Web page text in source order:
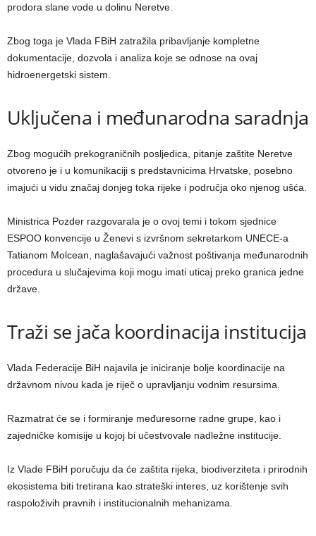
prodora slane vode u dolinu Neretve.
Zbog toga je Vlada FBiH zatražila pribavljanje kompletne
dokumentacije, dozvola i analiza koje se odnose na ovaj
hidroenergetski sistem.
Uključena i međunarodna saradnja
Zbog mogućih prekograničnih posljedica, pitanje zaštite Neretve
otvoreno je i u komunikaciji s predstavnicima Hrvatske, posebno
imajući u vidu značaj donjeg toka rijeke i područja oko njenog ušća.
Ministrica Pozder razgovarala je o ovoj temi i tokom sjednice
ESPOO konvencije u Ženevi s izvršnom sekretarkom UNECE-a
Tatianom Molcean, naglašavajući važnost poštivanja međunarodnih
procedura u slučajevima koji mogu imati uticaj preko granica jedne
države.
Traži se jača koordinacija institucija
Vlada Federacije BiH najavila je iniciranje bolje koordinacije na
državnom nivou kada je riječ o upravljanju vodnim resursima.
Razmatrat će se i formiranje međuresorne radne grupe, kao i
zajedničke komisije u kojoj bi učestvovale nadležne institucije.
Iz Vlade FBiH poručuju da će zaštita rijeka, biodiverziteta i prirodnih
ekosistema biti tretirana kao strateški interes, uz korištenje svih
raspoloživih pravnih i institucionalnih mehanizama.